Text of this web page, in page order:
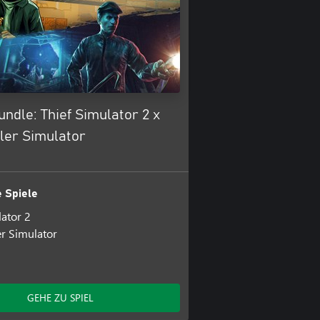
Thief Simulator 2 x
Simulator
Spiele
2
Simulator
GEHE ZU SPIEL